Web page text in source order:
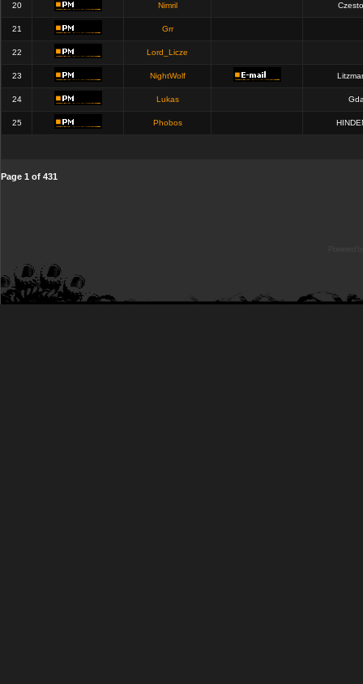
20 Nimril
21 Grr
22 Lord_Licze
23 NightWolf
24 Lukas
25 Phobos
Page 1 of 431